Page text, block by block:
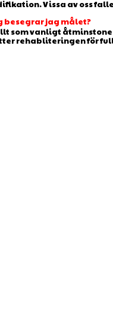
Vissa av oss
besegrar jag målet?
som vanligt
rehabliteringen för